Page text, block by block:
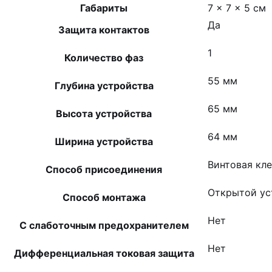
Габариты
7 × 7 × 5 см
Защита контактов
Да
Количество фаз 1
Глубина устройства 55 мм
Высота устройства 65 мм
Ширина устройства 64 мм
Способ присоединения Винтовая
Способ монтажа Открытой
С слаботочным предохранителем Нет
Дифференциальная токовая защита Нет